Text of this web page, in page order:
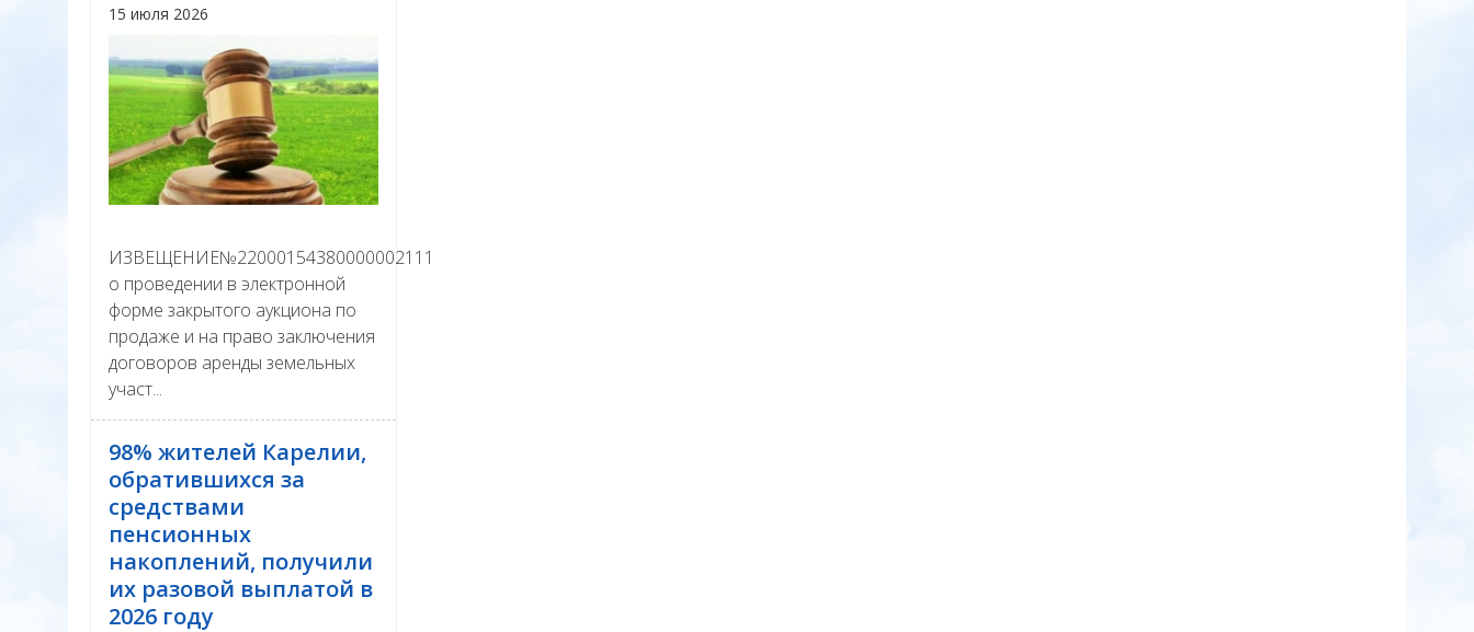
15 июля 2026
ИЗВЕЩЕНИЕ№22000154380000002111
о проведении в электронной
форме закрытого аукциона по
продаже и на право заключения
договоров аренды земельных
участ...
98% жителей Карелии,
обратившихся за
средствами
пенсионных
накоплений, получили
их разовой выплатой в
2026 году